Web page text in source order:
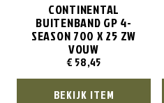
CONTINENTAL
BUITENBAND GP 4-
SEASON 700 X 25 ZW
VOUW
€ 58,45
BEKIJK ITEM